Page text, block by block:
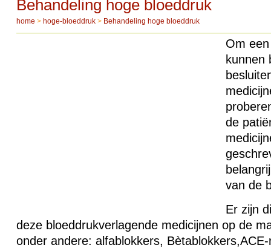
Behandeling hoge bloeddruk
home > hoge-bloeddruk> Behandeling hoge bloeddruk
Om
kunnen
de
van de
Er zijn
deze bloeddrukverlagende medicijnen op de
onder andere: alfablokkers,